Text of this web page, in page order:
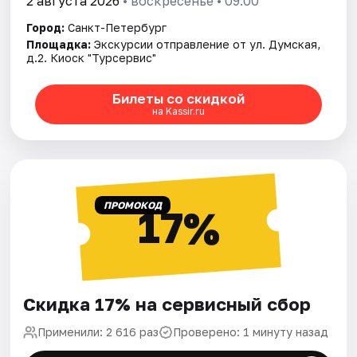
Город: Санкт-Петербург
Площадка: Экскурсии отправление от ул. Думская,
д.2. Киоск "Турсервис"
Билеты со скидкой
на Kassir.ru
ПРОМОКОД17%
Скидка 17% на сервисный сбор
Применили: 2 616 раз Проверено: 1 минуту назад